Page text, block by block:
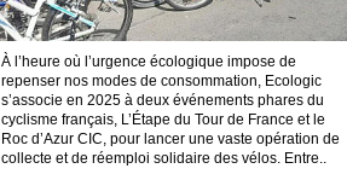
À l’heure où l’urgence écologique impose de
repenser nos modes de consommation, Ecologic
s’associe en 2025 à deux événements phares du
cyclisme français, L’Étape du Tour de France et le
Roc d’Azur CIC, pour lancer une vaste opération de
collecte et de réemploi solidaire des vélos. Entre..